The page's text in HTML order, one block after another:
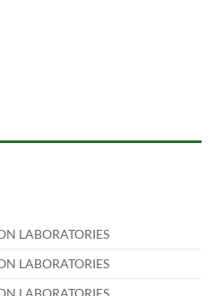
LABORATORIES
LABORATORIES
LABORATORIES